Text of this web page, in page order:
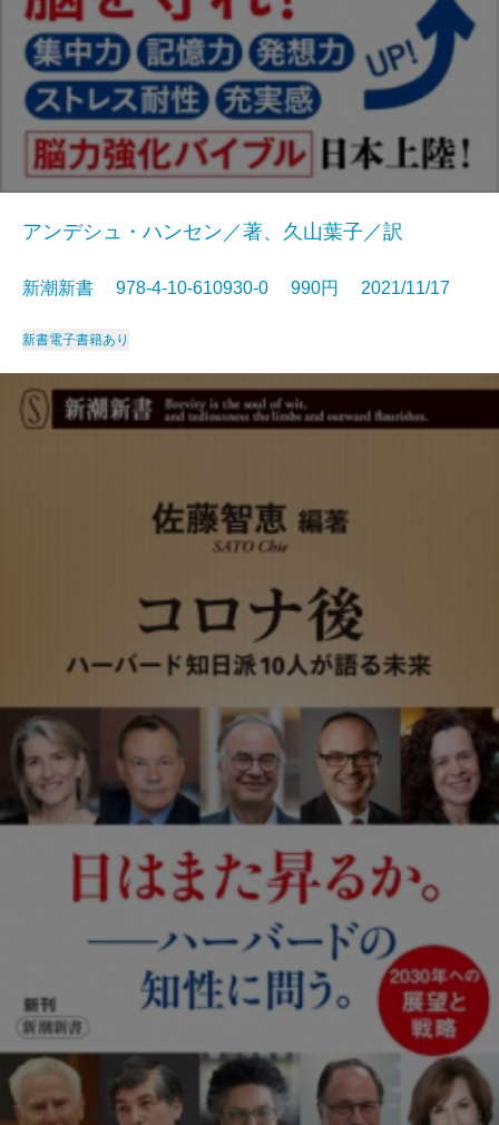
アンデシュ・ハンセン／著、久山葉子／訳
新潮新書 978-4-10-610930-0 990円 2021/11/17
新書電子書籍あり